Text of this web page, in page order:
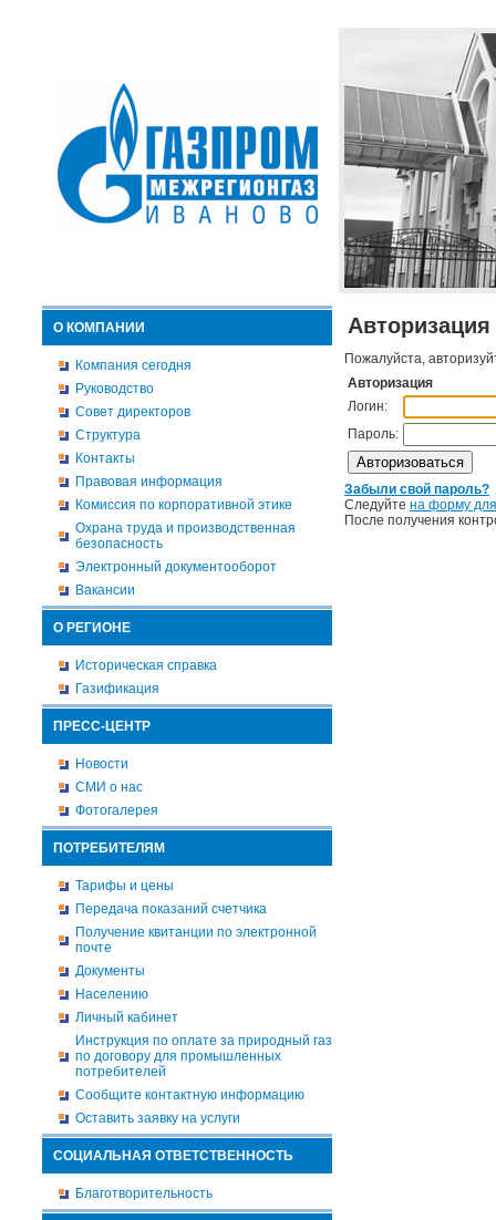
О КОМПАНИИ
Компания сегодня
Руководство
Совет директоров
Структура
Контакты
Правовая информация
Комиссия по корпоративной этике
Охрана труда и производственная
безопасность
Электронный документооборот
Вакансии
О РЕГИОНЕ
Историческая справка
Газификация
ПРЕСС-ЦЕНТР
Новости
СМИ о нас
Фотогалерея
ПОТРЕБИТЕЛЯМ
Тарифы и цены
Передача показаний счетчика
Получение квитанции по электронной
почте
Документы
Населению
Личный кабинет
Инструкция по оплате за природный газ
по договору для промышленных
потребителей
Сообщите контактную информацию
Оставить заявку на услуги
СОЦИАЛЬНАЯ ОТВЕТСТВЕННОСТЬ
Благотворительность
Авторизация
Пожалуйста,
Авторизация
Логин:
Пароль:
Забыли свой пароль?
Следуйте на форму
После получения